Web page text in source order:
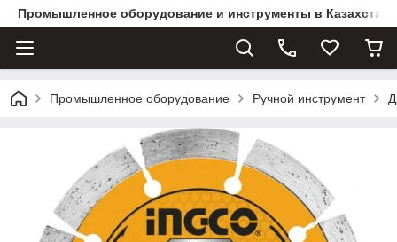
Промышленное оборудование и инструменты в
Промышленное оборудование Ручной инструмент